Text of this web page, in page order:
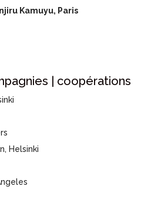
Kamuyu, Paris
| coopérations
Helsinki